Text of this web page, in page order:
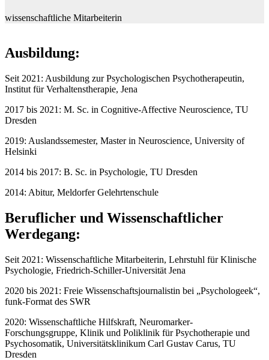
wissenschaftliche Mitarbeiterin
Ausbildung:
Seit 2021: Ausbildung zur Psychologischen Psychotherapeutin,
Institut für Verhaltenstherapie, Jena
2017 bis 2021: M. Sc. in Cognitive-Affective Neuroscience, TU
Dresden
2019: Auslandssemester, Master in Neuroscience, University of
Helsinki
2014 bis 2017: B. Sc. in Psychologie, TU Dresden
2014: Abitur, Meldorfer Gelehrtenschule
Beruflicher und Wissenschaftlicher
Werdegang:
Seit 2021: Wissenschaftliche Mitarbeiterin, Lehrstuhl für Klinische
Psychologie, Friedrich-Schiller-Universität Jena
2020 bis 2021: Freie Wissenschaftsjournalistin bei „Psychologeek“,
funk-Format des SWR
2020: Wissenschaftliche Hilfskraft, Neuromarker-
Forschungsgruppe, Klinik und Poliklinik für Psychotherapie und
Psychosomatik, Universitätsklinikum Carl Gustav Carus, TU
Dresden